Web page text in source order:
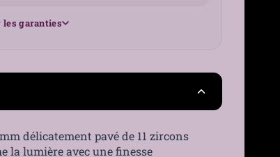
les garanties
délicatement pavé de 11 zircons
la lumière avec une finesse